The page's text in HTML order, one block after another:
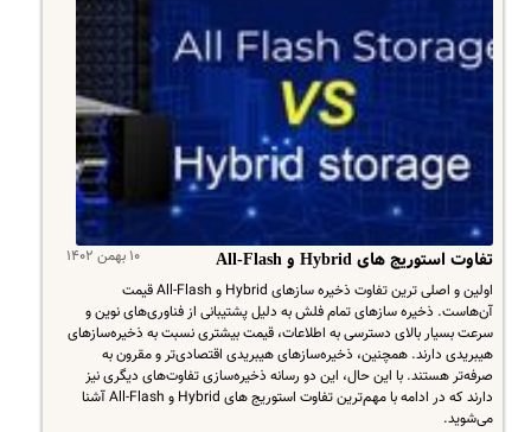
۱۰ بهمن ۱۴۰۲ تفاوت استوریج های Hybrid و All-Flash
اولین و اصلی ترین تفاوت ذخیره سازهای Hybrid و All-Flash قیمت
آن‌هاست. ذخیره سازهای تمام فلش به دلیل پشتیبانی از فناوری‌های نوین و
سرعت بسیار بالای دسترسی به اطلاعات، قیمت بیشتری نسبت به ذخیره‌سازهای
هیبریدی دارند. همچنین، ذخیره‌سازهای هیبریدی اقتصادی‌تر و مقرون به
صرفه‌تر هستند. با این حال، این دو رسانه ذخیره‌سازی تفاوت‌های دیگری نیز
دارند که در ادامه با مهم‌ترین تفاوت استوریج های Hybrid و All-Flash آشنا
می‌شوید.